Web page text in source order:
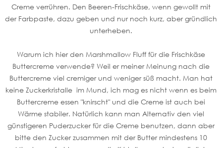
Creme verrühren. Den Beeren-Frischkäse, wenn gewollt mit
der Farbpaste, dazu geben und nur noch kurz, aber gründlich
unterheben.
Warum ich hier den Marshmallow Fluff für die Frischkäse
Buttercreme verwende? Weil er meiner Meinung nach die
Buttercreme viel cremiger und weniger süß macht. Man hat
keine Zuckerkristalle im Mund, ich mag es nicht wenn es beim
Buttercreme essen "knirscht" und die Creme ist auch bei
Wärme stabiler. Natürlich kann man Alternativ den viel
günstigeren Puderzucker für die Creme benutzen, dann aber
bitte den Zucker zusammen mit der Butter mindestens 10